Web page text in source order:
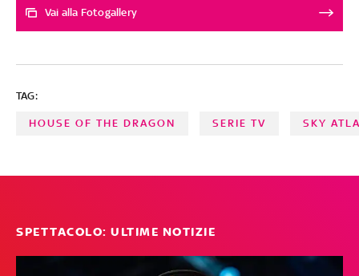
narrate nella serie madre. La serie è disponiibile in
agosto il primo episodio doppiato in italiano. Andiamo a
interpretano
Vai alla Fotogallery
TAG:
HOUSE OF THE DRAGON SERIE TV SKY
SPETTACOLO: ULTIME NOTIZIE